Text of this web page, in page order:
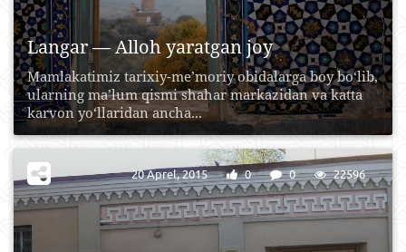
Langar — Alloh yaratgan joy
Mamlakatimiz tarixiy-me’moriy obidalarga boy bo‘lib,
ularning ma’lum qismi shahar markazidan va katta
karvon yo‘llaridan ancha...
20 Aprel, 2015 0 0 22596